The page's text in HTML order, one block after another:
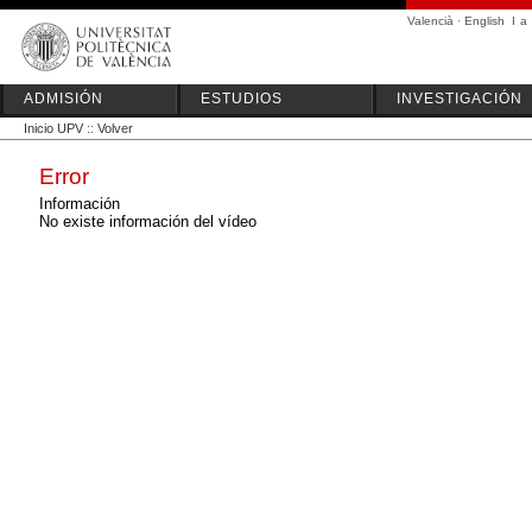
Valencià · English I a
ADMISIÓN ESTUDIOS INVESTIGACIÓN
Inicio UPV :: Volver
Error
Información
No existe información del vídeo